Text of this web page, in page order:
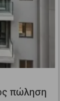
πώληση